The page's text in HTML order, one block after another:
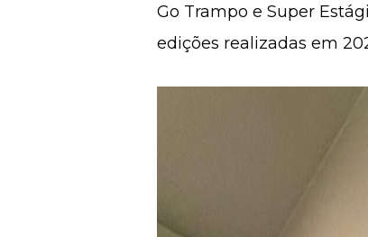
Go Trampo e Super
edições realizadas em